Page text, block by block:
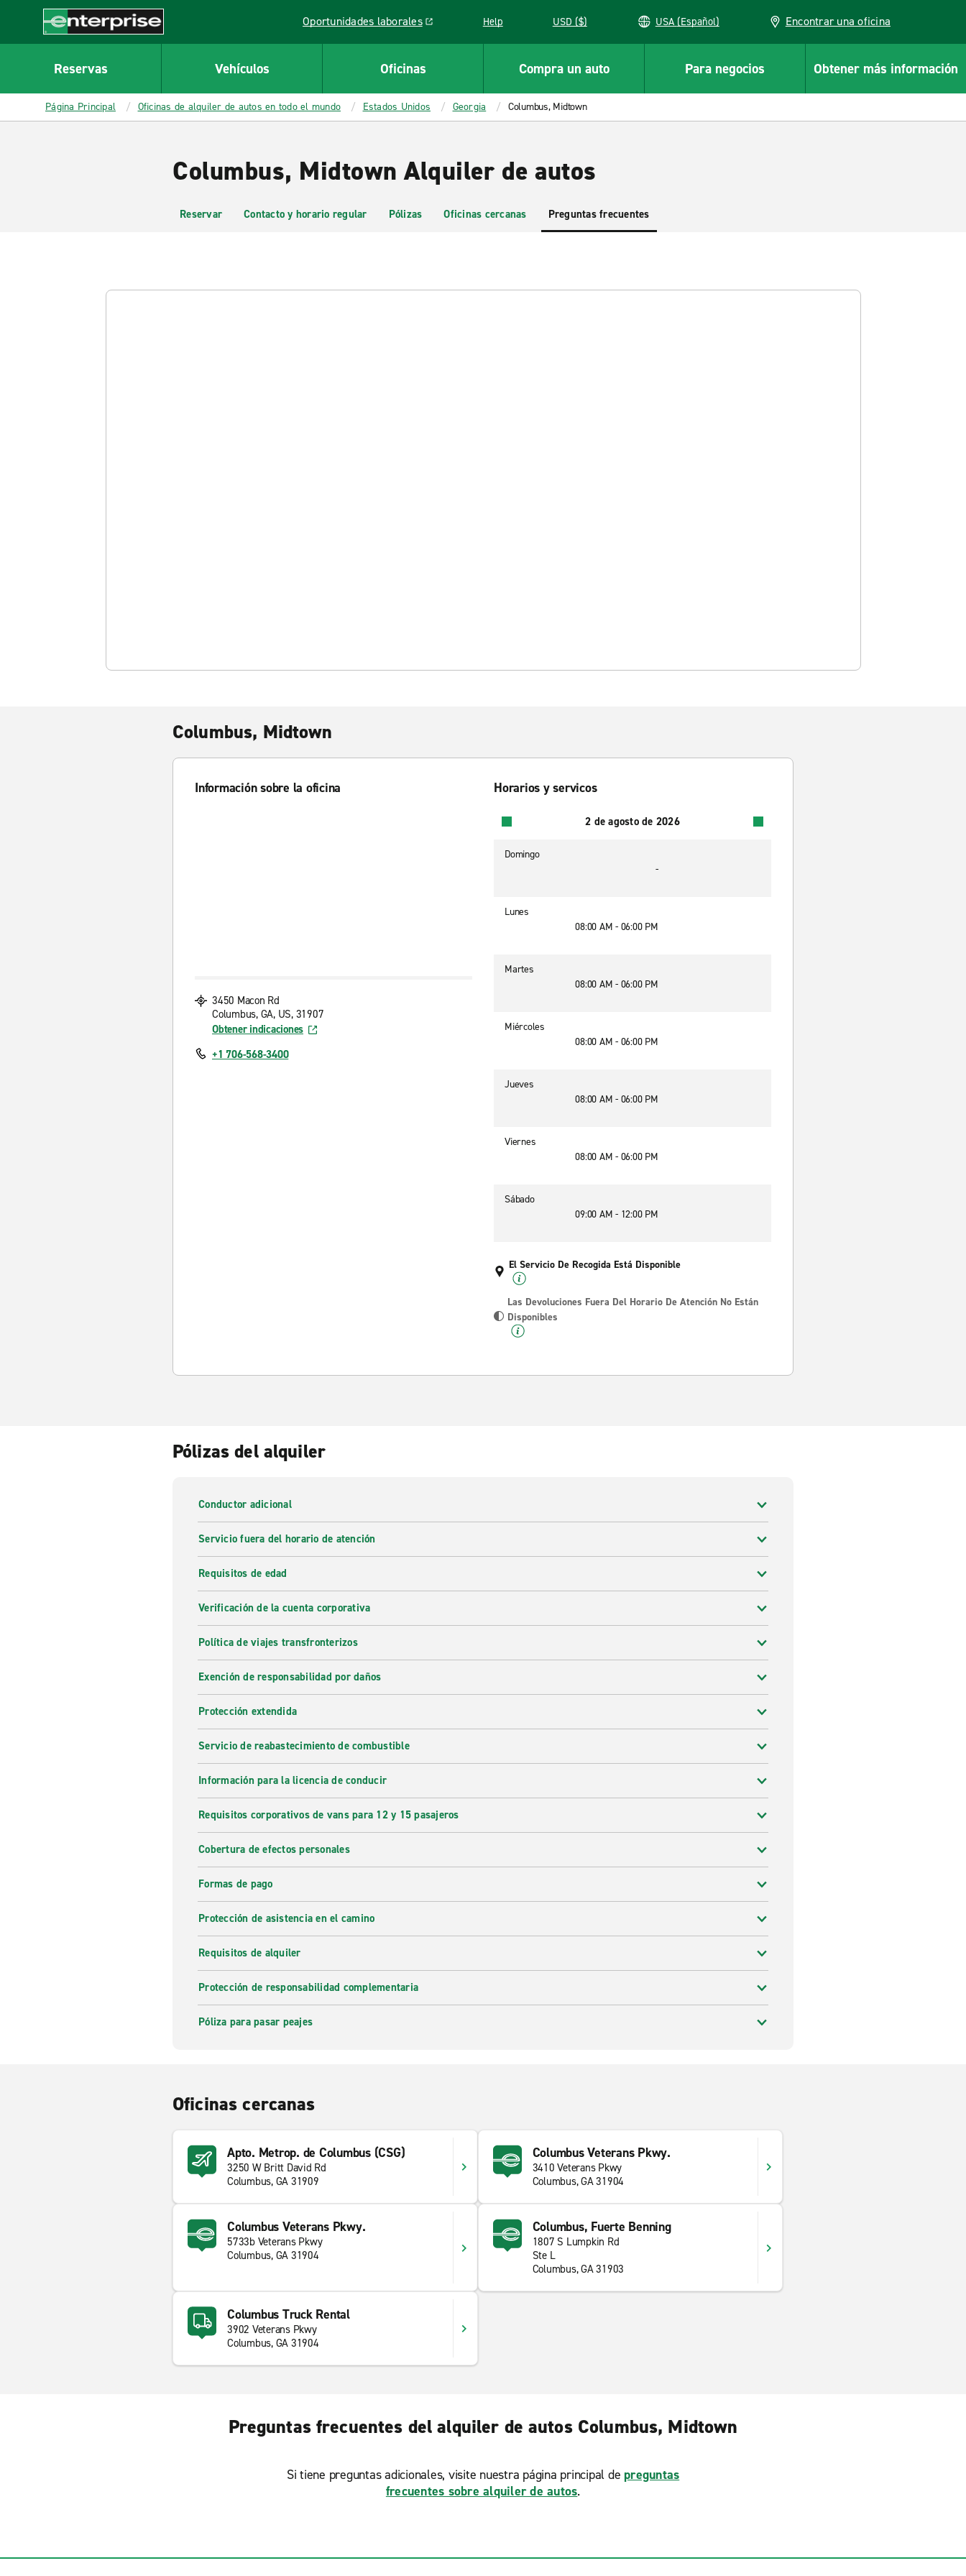
CONTENT
Enterprise
Oportunidades laborales
Link opens in a new window Help USD ($) USA (Español) Encontrar una oficina
Reservas Vehículos Oficinas Compra un auto Para negocios Obtener más información
Página Principal Oficinas de alquiler de autos en todo el mundo Estados Unidos Georgia Columbus, Midtown
Columbus, Midtown Alquiler de autos
Reservar Contacto y horario regular Pólizas Oficinas cercanas Preguntas frecuentes
Columbus, Midtown
Información sobre la oficina
3450 Macon Rd
Columbus, GA, US, 31907
Obtener indicaciones
+1 706-568-3400
Horarios y servicos
2 de agosto de 2026
Domingo
-
Lunes
08:00 AM - 06:00 PM
Martes
08:00 AM - 06:00 PM
Miércoles
08:00 AM - 06:00 PM
Jueves
08:00 AM - 06:00 PM
Viernes
08:00 AM - 06:00 PM
Sábado
09:00 AM - 12:00 PM
El Servicio De Recogida Está Disponible
Las Devoluciones Fuera Del Horario De Atención No Están
Disponibles
Pólizas del alquiler
Conductor adicional
Servicio fuera del horario de atención
Requisitos de edad
Verificación de la cuenta corporativa
Política de viajes transfronterizos
Exención de responsabilidad por daños
Protección extendida
Servicio de reabastecimiento de combustible
Información para la licencia de conducir
Requisitos corporativos de vans para 12 y 15 pasajeros
Cobertura de efectos personales
Formas de pago
Protección de asistencia en el camino
Requisitos de alquiler
Protección de responsabilidad complementaria
Póliza para pasar peajes
Oficinas cercanas
Apto. Metrop. de Columbus (CSG)
3250 W Britt David Rd
Columbus, GA 31909
Columbus Veterans Pkwy.
3410 Veterans Pkwy
Columbus, GA 31904
Columbus Veterans Pkwy.
5733b Veterans Pkwy
Columbus, GA 31904
Columbus, Fuerte Benning
1807 S Lumpkin Rd
Ste L
Columbus, GA 31903
Columbus Truck Rental
3902 Veterans Pkwy
Columbus, GA 31904
Preguntas frecuentes del alquiler de autos Columbus, Midtown
Si tiene preguntas adicionales, visite nuestra página principal de preguntas
frecuentes sobre alquiler de autos.